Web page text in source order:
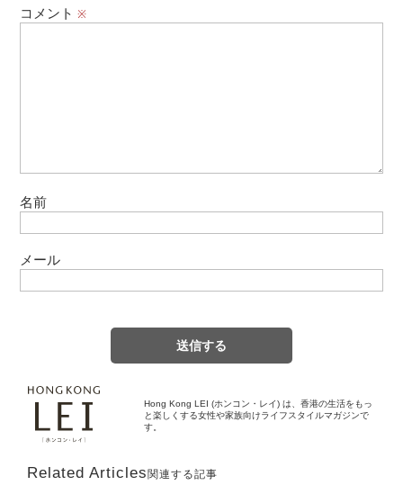
コメント※
名前
メール
Hong Kong LEI (ホンコン・レイ) は、香港の生活をもっ
と楽しくする女性や家族向けライフスタイルマガジンで
す。
Related Articles関連する記事